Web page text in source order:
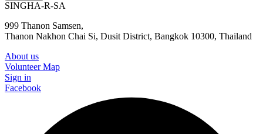
SINGHA-R-SA
999 Thanon Samsen,
Thanon Nakhon Chai Si, Dusit District, Bangkok 10300, Thailand
About us
Volunteer Map
Sign in
Facebook